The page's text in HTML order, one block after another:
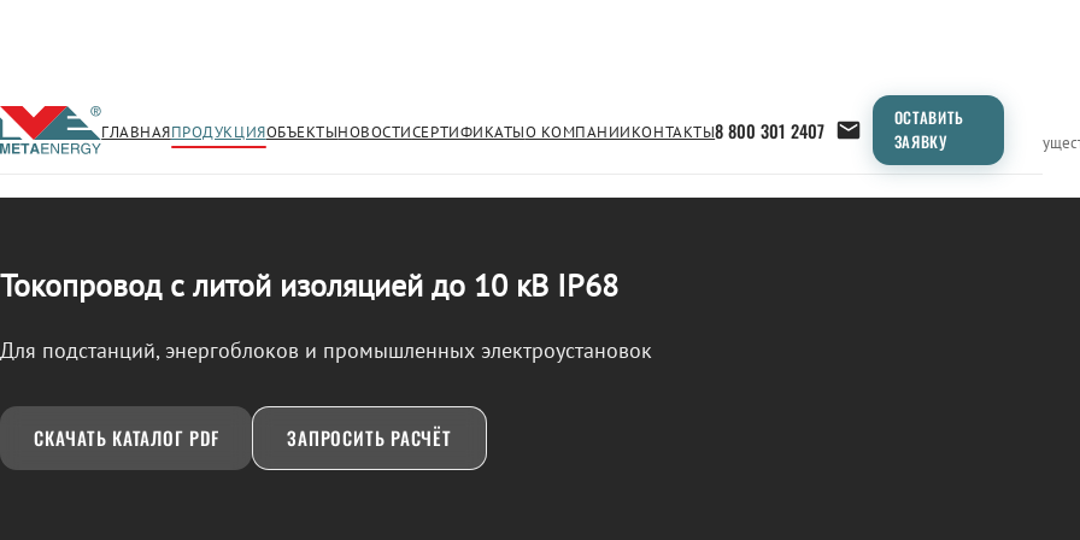
ГЛАВНАЯПРОДУКЦИЯОБЪЕКТЫНОВОСТИСЕРТИФИКАТЫО КОМПАНИИКОНТАКТЫ8 800 301 2407
ОСТАВИТЬ
ЗАЯВКУ
← Продукция/ТОКОПРОВОД Применение Продукция ТипоразмерыСравнение
Токопровод с литой изоляцией до 10 кВ IP68
Для подстанций, энергоблоков и промышленных электроустановок
СКАЧАТЬ КАТАЛОГ PDF ЗАПРОСИТЬ РАСЧЁТ